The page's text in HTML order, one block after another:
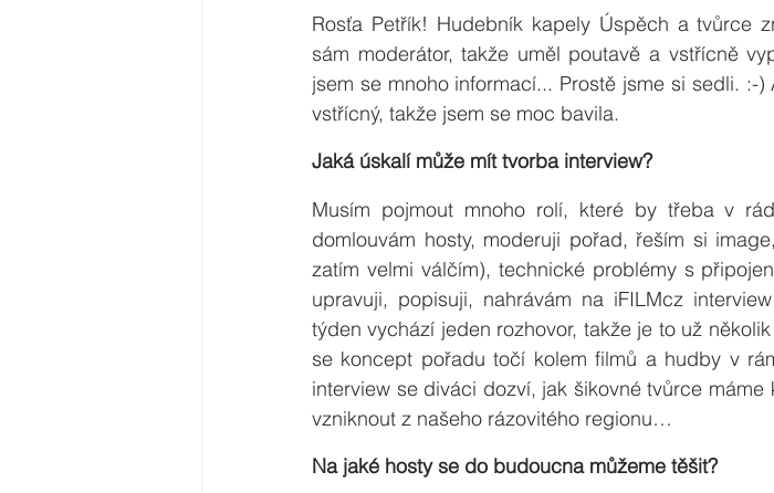
Rosťa Petřík! Hudebník kapely Úspěch a tvůrce
sám moderátor, takže uměl poutavě a vstřícně
jsem se mnoho informací... Prostě jsme si sedli.
vstřícný, takže jsem se moc bavila.
Jaká úskalí může mít tvorba interview?
Musím pojmout mnoho rolí, které by třeba v
domlouvám hosty, moderuji pořad, řeším si
zatím velmi válčím), technické problémy s
upravuji, popisuji, nahrávám na iFILMcz
týden vychází jeden rozhovor, takže je to už
se koncept pořadu točí kolem filmů a hudby v
interview se diváci dozví, jak šikovné tvůrce
vzniknout z našeho rázovitého regionu…
Na jaké hosty se do budoucna můžeme těšit?